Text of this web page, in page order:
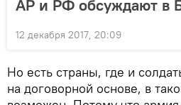
АР и РФ обсуждают в
12 декабря 2017, 20:09
Но есть страны, где и
на договорной основе, в